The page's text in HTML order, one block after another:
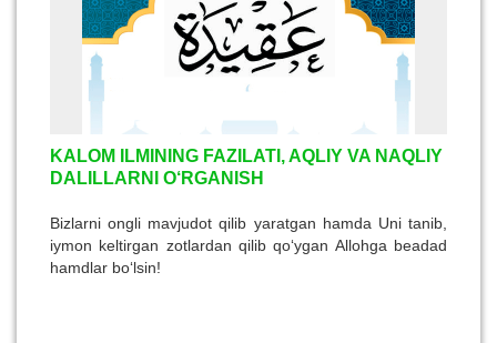
“Sahih”larida Oisha roziyallohu anho onamizdan
quyidagi rivoyat keltiriladi: “Odamlar Rasululloh
sollallohu alayhi vasallamdan folbinlar haqida so‘rashdi.
Shunda Rasululloh sollallohu alayhi vasallam: “Ular hech
narsaga arzimaydi”Yu dedilar. Odamlar, ey Allohning
Rasuli, ba'zan ularning aytganlari to‘g‘ri bo‘lib chiqadiku
deyishdi, Rasululloh sollallohu alayhi vasallam: “U
haqdan bo‘lgan bir kalima bo‘lib, jinlardan biri uni ilib
oladi va folbinning qulog‘iga yuzdan ortiq yolg‘onni
KALOM ILMINING FAZILATI, AQLIY VA NAQLIY
DALILLARNI O‘RGANISH
Bizlarni ongli mavjudot qilib yaratgan hamda Uni tanib,
iymon keltirgan zotlardan qilib qo‘ygan Allohga beadad
hamdlar bo‘lsin!